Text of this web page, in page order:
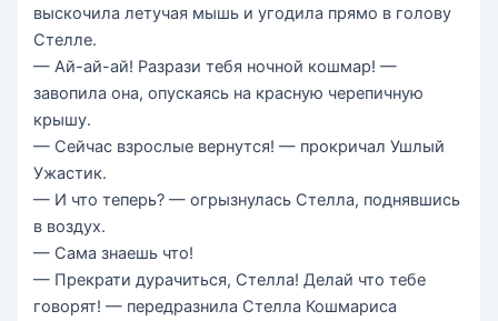
выскочила летучая мышь и угодила прямо в голову
Стелле.
— Ай-ай-ай! Разрази тебя ночной кошмар! —
завопила она, опускаясь на красную черепичную
крышу.
— Сейчас взрослые вернутся! — прокричал Ушлый
Ужастик.
— И что теперь? — огрызнулась Стелла, поднявшись
в воздух.
— Сама знаешь что!
— Прекрати дурачиться, Стелла! Делай что тебе
говорят! — передразнила Стелла Кошмариса